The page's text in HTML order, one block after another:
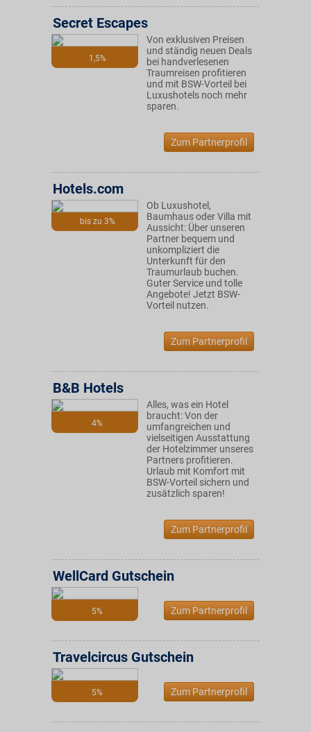
1,5%
Secret Escapes
Von exklusiven Preisen
und ständig neuen Deals
bei handverlesenen
Traumreisen profitieren
und mit BSW-Vorteil bei
Luxushotels noch mehr
sparen.
Zum Partnerprofil
bis zu 3%
Hotels.com
Ob Luxushotel,
Baumhaus oder Villa mit
Aussicht: Über unseren
Partner bequem und
unkompliziert die
Unterkunft für den
Traumurlaub buchen.
Guter Service und tolle
Angebote! Jetzt BSW-
Vorteil nutzen.
Zum Partnerprofil
4%
B&B Hotels
Alles, was ein Hotel
braucht: Von der
umfangreichen und
vielseitigen Ausstattung
der Hotelzimmer unseres
Partners profitieren.
Urlaub mit Komfort mit
BSW-Vorteil sichern und
zusätzlich sparen!
Zum Partnerprofil
5%
WellCard Gutschein
Zum Partnerprofil
5%
Travelcircus Gutschein
Zum Partnerprofil